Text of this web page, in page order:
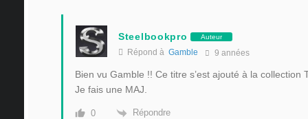
Steelbookpro Auteur
Répond à Gamble 9 années
Bien vu Gamble !! Ce titre s’est ajouté à la collection
Je fais une MAJ.
0 Répondre